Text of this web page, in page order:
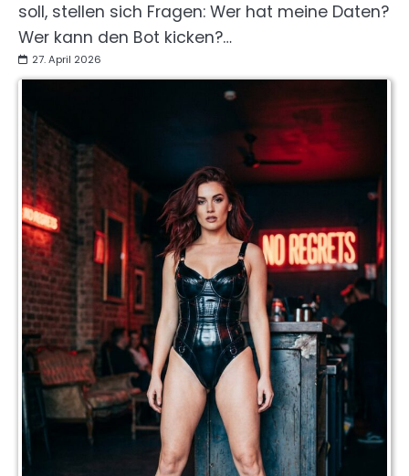
soll, stellen sich Fragen: Wer hat meine Daten?
Wer kann den Bot kicken?…
27. April 2026